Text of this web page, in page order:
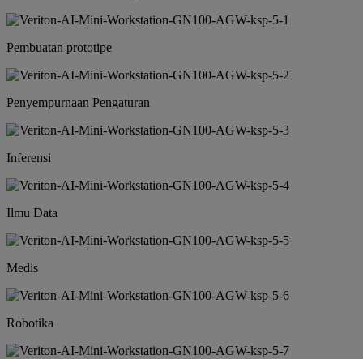
Pembuatan prototipe
Penyempurnaan Pengaturan
Inferensi
Ilmu Data
Medis
Robotika